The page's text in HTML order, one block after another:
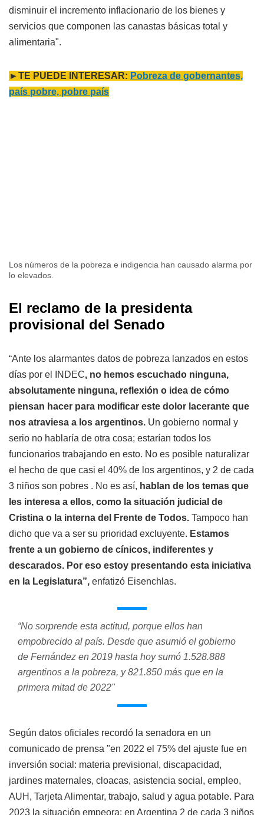
disminuir el incremento inflacionario de los bienes y
servicios que componen las canastas básicas total y
alimentaria".
►TE PUEDE INTERESAR: Pobreza de gobernantes,
país pobre, pobre país
Los números de la pobreza e indigencia han causado alarma por
lo elevados.
El reclamo de la presidenta
provisional del Senado
“Ante los alarmantes datos de pobreza lanzados en estos
días por el INDEC, no hemos escuchado ninguna,
absolutamente ninguna, reflexión o idea de cómo
piensan hacer para modificar este dolor lacerante que
nos atraviesa a los argentinos. Un gobierno normal y
serio no hablaría de otra cosa; estarían todos los
funcionarios trabajando en esto. No es posible naturalizar
el hecho de que casi el 40% de los argentinos, y 2 de cada
3 niños son pobres . No es así, hablan de los temas que
les interesa a ellos, como la situación judicial de
Cristina o la interna del Frente de Todos. Tampoco han
dicho que va a ser su prioridad excluyente. Estamos
frente a un gobierno de cínicos, indiferentes y
descarados. Por eso estoy presentando esta iniciativa
en la Legislatura”, enfatizó Eisenchlas.
“No sorprende esta actitud, porque ellos han
empobrecido al país. Desde que asumió el gobierno
de Fernández en 2019 hasta hoy sumó 1.528.888
argentinos a la pobreza, y 821.850 más que en la
primera mitad de 2022"
Según datos oficiales recordó la senadora en un
comunicado de prensa "en 2022 el 75% del ajuste fue en
inversión social: materia previsional, discapacidad,
jardines maternales, cloacas, asistencia social, empleo,
AUH, Tarjeta Alimentar, trabajo, salud y agua potable. Para
2023 la situación empeora: en Argentina 2 de cada 3 niños